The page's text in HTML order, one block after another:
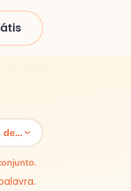
palavras